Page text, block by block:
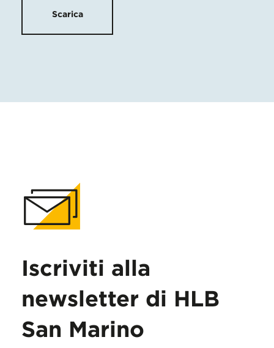
Scarica
Iscriviti alla
newsletter di HLB
San Marino